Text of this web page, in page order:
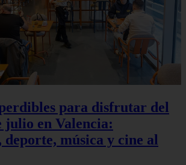
para disfrutar del
julio en Valencia:
deporte, música y cine al